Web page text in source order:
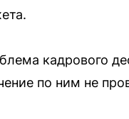
кадрового
по ним не